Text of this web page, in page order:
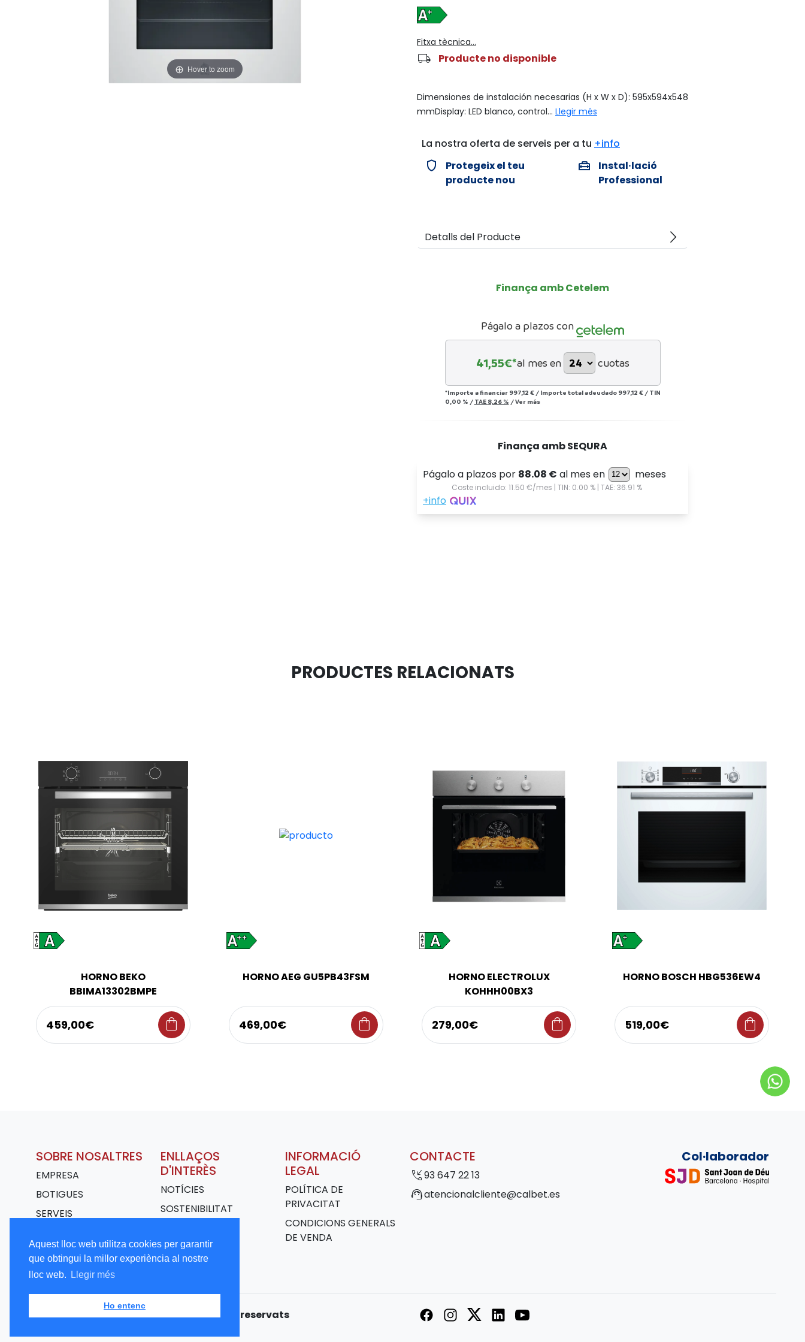
Aquest lloc web utilitza cookies per garantir
que obtingui la millor experiència al nostre
lloc web.
Llegir més
Ho entenc
Hover to zoom
Fitxa tècnica...
local_shipping Producte no disponible
Dimensiones de instalación necesarias (H x W x D): 595x594x548
mmDisplay: LED blanco, control... Llegir més
La nostra oferta de serveis per a tu +info
verified_user
Protegeix el teu
producte nou
home_repair_service
Instal·lació
Professional
Detalls del Producte arrow_forward_ios
Finança amb Cetelem
Págalo a plazos con
41,55€*al mes en cuotas
*Importe a financiar 997,12 € / Importe total adeudado 997,12 €/ TIN
0,00 % / TAE 8,26 % /Ver más
Finança amb SEQURA
PRODUCTES RELACIONATS
HORNO BEKO
BBIMA13302BMPE
459,00€ shopping_bag
HORNO AEG GU5PB43FSM
469,00€ shopping_bag
HORNO ELECTROLUX
KOHHH00BX3
279,00€ shopping_bag
HORNO BOSCH HBG536EW4
519,00€ shopping_bag
SOBRE NOSALTRES
EMPRESA
BOTIGUES
SERVEIS
TREBALLA AMB
NOSALTRES
ENLLAÇOS
D'INTERÈS
NOTÍCIES
SOSTENIBILITAT
INFORMACIÓ
LEGAL
POLÍTICA DE
PRIVACITAT
CONDICIONS GENERALS
DE VENDA
CONTACTE
phone_callback93 647 22 13
support_agentatencionalcliente@calbet.es
Col·laborador
Copyright © 2026 CALBET. Tots els drets reservats